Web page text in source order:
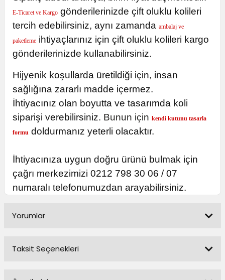
E-Ticaret ve Kargo gönderilerinizde çift oluklu kolileri
tercih edebilirsiniz, aynı zamanda ambalaj ve
paketleme ihtiyaçlarınız için çift oluklu kolileri kargo
gönderilerinizde kullanabilirsiniz.
Hijyenik koşullarda üretildiği için, insan
sağlığına zararlı madde içermez.
İhtiyacınız olan boyutta ve tasarımda koli
siparişi verebilirsiniz. Bunun için kendi kutunu tasarla
formu doldurmanız yeterli olacaktır.
İhtiyacınıza uygun doğru ürünü bulmak için
çağrı merkezimizi 0212 798 30 06 / 07
numaralı telefonumuzdan arayabilirsiniz.
Yorumlar
Taksit Seçenekleri